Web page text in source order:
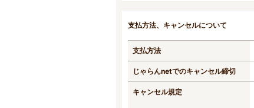
支払方法、キャンセルについて
支払方法
じゃらんnetでのキャンセル締切
キャンセル規定